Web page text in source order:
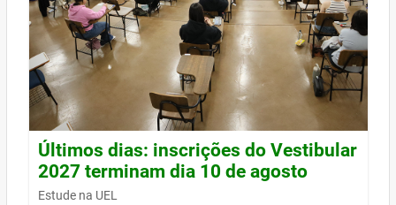
Últimos dias: inscrições do Vestibular
2027 terminam dia 10 de agosto
Estude na UEL